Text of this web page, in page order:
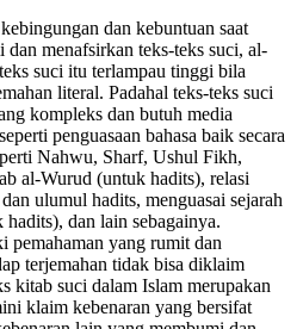
dan kebuntuan saat
dan menafsirkan teks-teks suci, al-
suci itu terlampau tinggi bila
literal. Padahal teks-teks suci
kompleks dan butuh media
penguasaan bahasa baik secara
Nahwu, Sharf, Ushul Fikh,
al-Wurud (untuk hadits), relasi
ulumul hadits, menguasai sejarah
hadits), dan lain sebagainya.
pemahaman yang rumit dan
terjemahan tidak bisa diklaim
kitab suci dalam Islam merupakan
klaim kebenaran yang bersifat